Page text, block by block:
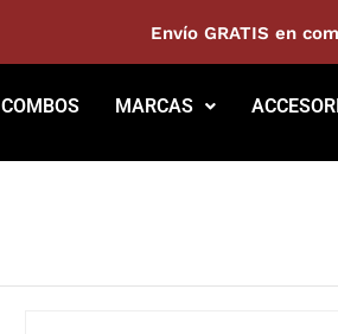
Envío GRATIS en
COMBOS MARCAS